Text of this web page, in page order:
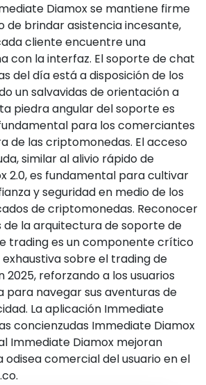
Diamox se mantiene firme
de brindar asistencia incesante,
cliente encuentre una
con la interfaz. El soporte de chat
del día está a disposición de los
un salvavidas de orientación a
piedra angular del soporte es
para los comerciantes
de las criptomonedas. El acceso
similar al alivio rápido de
2.0, es fundamental para cultivar
y seguridad en medio de los
de criptomonedas. Reconocer
de la arquitectura de soporte de
trading es un componente crítico
sobre el trading de
reforzando a los usuarios
para navegar sus aventuras de
La aplicación Immediate
concienzudas Immediate Diamox
Immediate Diamox mejoran
comercial del usuario en el